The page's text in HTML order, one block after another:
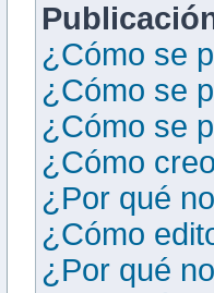
¿Cómo se
¿Cómo se
¿Cómo se
¿Cómo
¿Por qué
¿Cómo
¿Por qué